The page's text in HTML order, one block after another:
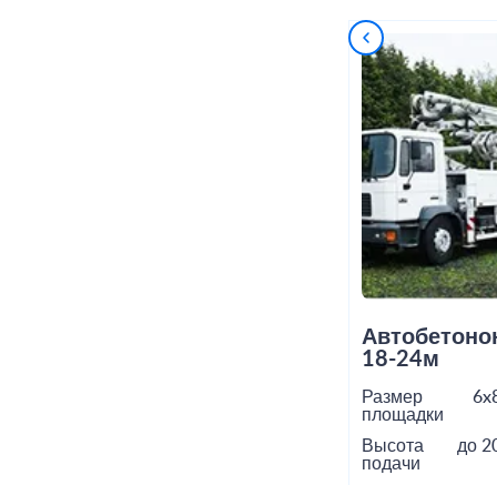
18-24м
Размер
площадки
Высота
подачи
до